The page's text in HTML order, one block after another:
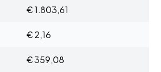
€ 1.803,61
€ 2,16
€ 359,08